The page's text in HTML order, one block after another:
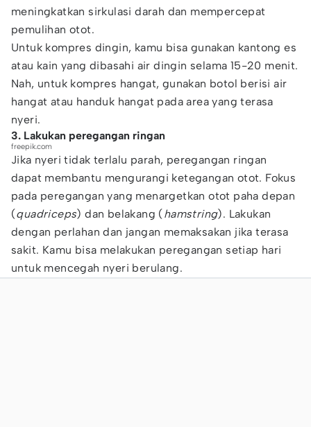
meningkatkan sirkulasi darah dan mempercepat
pemulihan otot.
Untuk kompres dingin, kamu bisa gunakan kantong es
atau kain yang dibasahi air dingin selama 15-20 menit.
Nah, untuk kompres hangat, gunakan botol berisi air
hangat atau handuk hangat pada area yang terasa
nyeri.
3. Lakukan peregangan ringan
freepik.com
Jika nyeri tidak terlalu parah, peregangan ringan
dapat membantu mengurangi ketegangan otot. Fokus
pada peregangan yang menargetkan otot paha depan
(quadriceps) dan belakang (hamstring). Lakukan
dengan perlahan dan jangan memaksakan jika terasa
sakit. Kamu bisa melakukan peregangan setiap hari
untuk mencegah nyeri berulang.